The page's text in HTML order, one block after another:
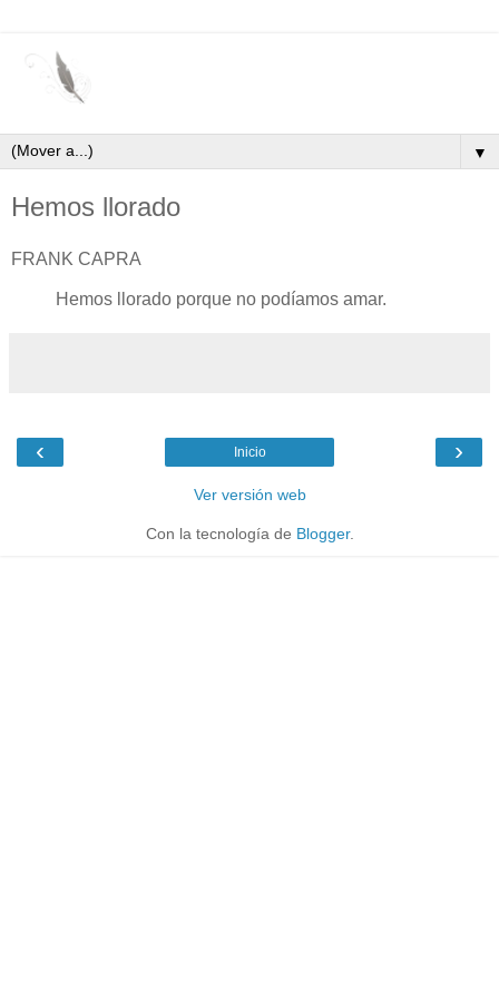
▼
Hemos llorado
FRANK CAPRA
Hemos llorado porque no podíamos amar.
‹ ›
Inicio
Ver versión web
Con la tecnología de Blogger.